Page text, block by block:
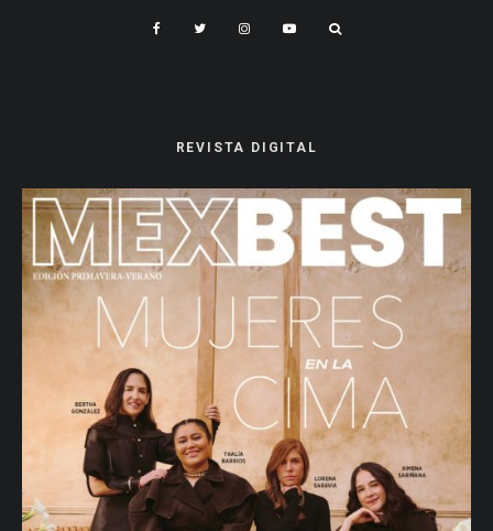
REVISTA DIGITAL